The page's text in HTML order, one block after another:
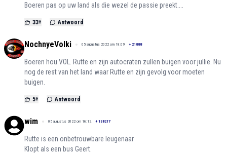
Boeren pas op uw land als die wezel de passie preekt....
33+ Antwoord
NochnyeVolki 05 augustus 2022 om 18:09 + 21888
Boeren hou VOL. Rutte en zijn autocraten zullen buigen voor jullie. Nu
nog de rest van het land waar Rutte en zijn gevolg voor moeten
buigen.
5+ Antwoord
wim 05 augustus 2022 om 16:12 + 138217
Rutte is een onbetrouwbare leugenaar
Klopt als een bus Geert.